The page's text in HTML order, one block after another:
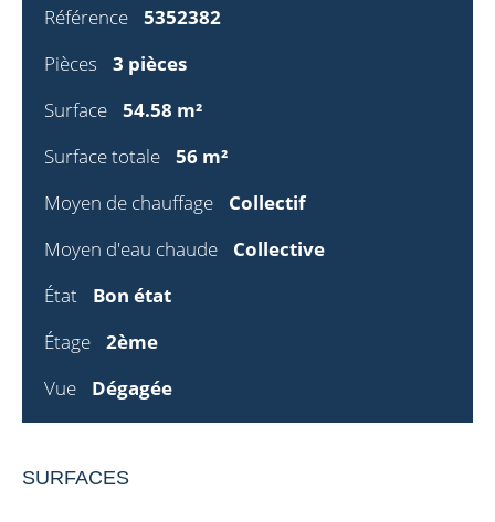
Référence
5352382
Pièces
3 pièces
Surface
54.58 m²
Surface totale
56 m²
Moyen de chauffage
Collectif
Moyen d'eau chaude
Collective
État
Bon état
Étage
2ème
Vue
Dégagée
SURFACES